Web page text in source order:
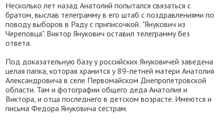
Несколько лет назад Анатолий попытался связаться с
братом, выслав телеграмму в его штаб с поздравлениями по
поводу выборов в Раду с приписочкой: "Янукович из
Череповца". Виктор Янукович оставил телеграмму без
ответа.
Под доказательную базу у российских Януковичей заведена
целая папка, которая хранится у 89-летней матери Анатолия
Александровича в селе Первомайском Днепропетровской
области. Там и фотографии общего деда Анатолия и
Виктора, и отца последнего в детском возрасте. Имеются и
письма Федора Януковича сестрам.